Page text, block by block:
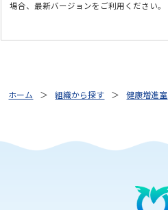
場合、最新バージョンをご利用ください。
ホーム 組織から探す 健康増進室